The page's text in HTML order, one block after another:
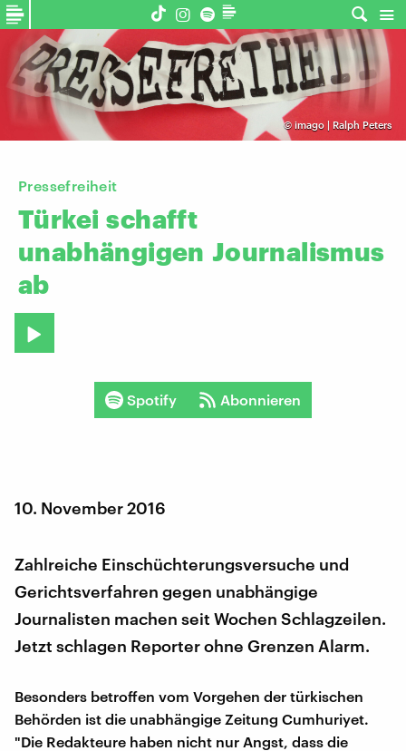
© imago | Ralph Peters
Pressefreiheit
Türkei schafft
unabhängigen Journalismus
ab
Spotify Abonnieren
10. November 2016
Zahlreiche Einschüchterungsversuche und
Gerichtsverfahren gegen unabhängige
Journalisten machen seit Wochen Schlagzeilen.
Jetzt schlagen Reporter ohne Grenzen Alarm.
Besonders betroffen vom Vorgehen der türkischen
Behörden ist die unabhängige Zeitung Cumhuriyet.
"Die Redakteure haben nicht nur Angst, dass die